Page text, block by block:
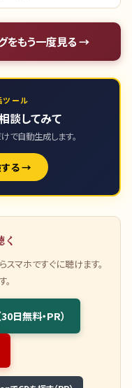
をもう一度見る →
ツール
談してみて
で自動生成します。
する →
スマホですぐに聴けます。
日無料・PR）